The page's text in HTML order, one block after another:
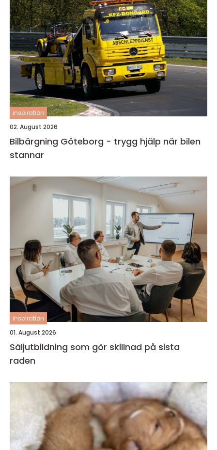
inspiration
02. August 2026
Bilbärgning Göteborg - trygg hjälp när bilen
stannar
inspiration
01. August 2026
Säljutbildning som gör skillnad på sista
raden